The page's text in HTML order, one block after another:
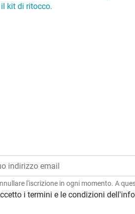
kit di ritocco.
l'iscrizione in ogni momento. A
i termini e le condizioni